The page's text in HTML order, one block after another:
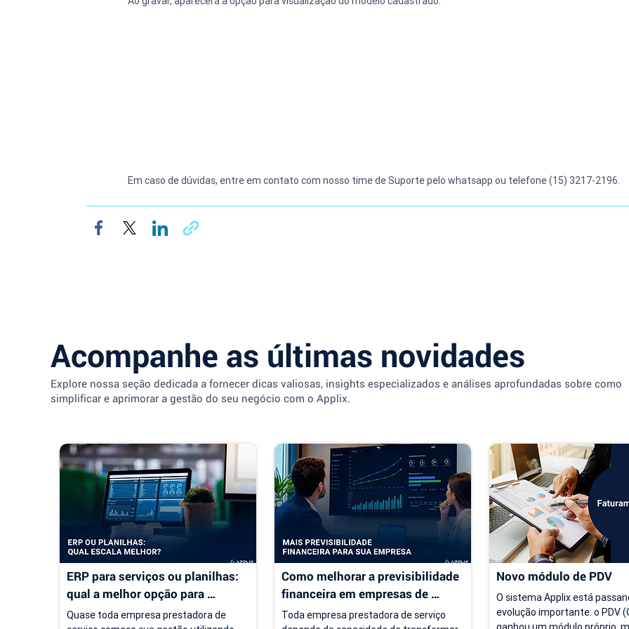
Em caso de dúvidas, entre em contato com nosso time de Suporte pelo whatsapp ou telefone (15) 3217-2196.
Acompanhe as últimas novidades
Explore nossa seção dedicada a fornecer dicas valiosas, insights especializados e análises aprofundadas sobre como
simplificar e aprimorar a gestão do seu negócio com o Applix.
ERP para serviços ou planilhas:
qual a melhor opção para
empresas de serviço?
Quase toda empresa prestadora de
Como melhorar a previsibilidade
financeira em empresas de
serviço
Toda empresa prestadora de serviço
Novo módulo de PDV
O sistema Applix está
evolução importante: o PDV